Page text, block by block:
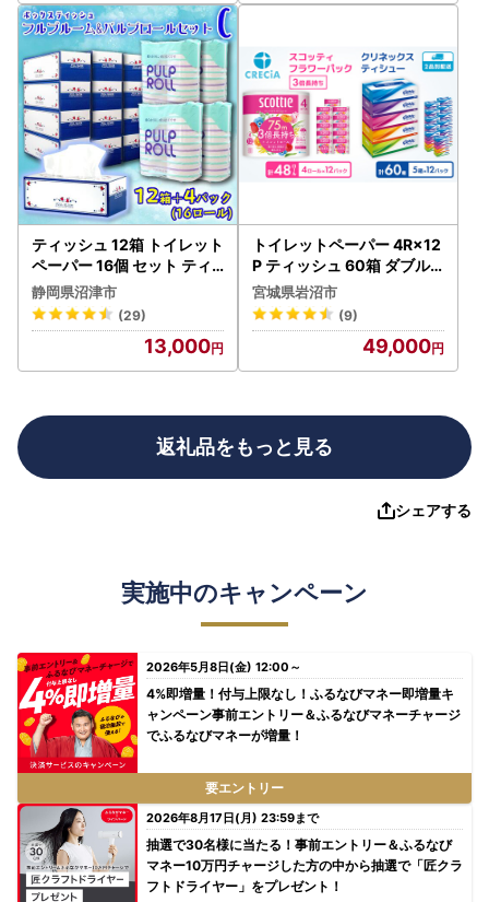
ティッシュ 12箱 トイレット
ペーパー 16個 セット ティ
ッシュ
静岡県沼津市
(29)
13,000
トイレットペーパー 4R×12
P ティッシュ 60箱 ダブル 3
倍長持ち スコッティ クリネ
ックス セット トイレット
宮城県岩沼市
(9)
49,000
返礼品をもっと見る
シェアする
実施中のキャンペーン
2026年5月8日(金) 12:00～
4%即増量！付与上限なし！ふるなびマネー即増量キ
ャンペーン事前エントリー＆ふるなびマネーチャージ
でふるなびマネーが増量！
要エントリー
2026年8月17日(月) 23:59まで
抽選で30名様に当たる！事前エントリー＆ふるなび
マネー10万円チャージした方の中から抽選で「匠クラ
フトドライヤー」をプレゼント！